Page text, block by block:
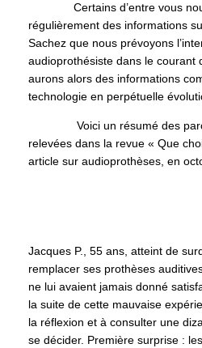
Certains d’entre vous
régulièrement des informations
Sachez que nous prévoyons
audioprothésiste dans le courant
aurons alors des informations
technologie en perpétuelle
Voici un résumé des
relevées dans la revue « Que
article sur audioprothèses, en
Jacques P., 55 ans, atteint de
remplacer ses prothèses
ne lui avaient jamais donné
la suite de cette mauvaise
la réflexion et à consulter une
se décider. Première surprise :